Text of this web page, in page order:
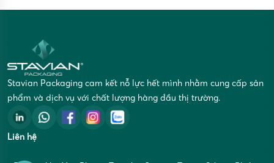
Stavian Packaging cam kết nỗ lực hết mình nhằm cung cấp sản
phẩm và dịch vụ với chất lượng hàng đầu thị trường.
Liên hệ